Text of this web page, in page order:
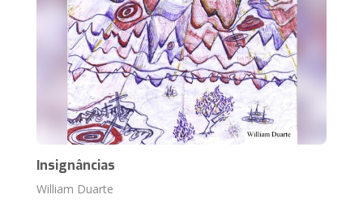
Insignâncias
William Duarte